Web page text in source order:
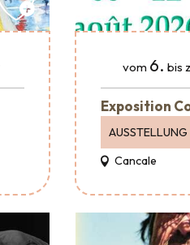
vom 6. bis
Exposition
AUSSTELLUNG
Cancale